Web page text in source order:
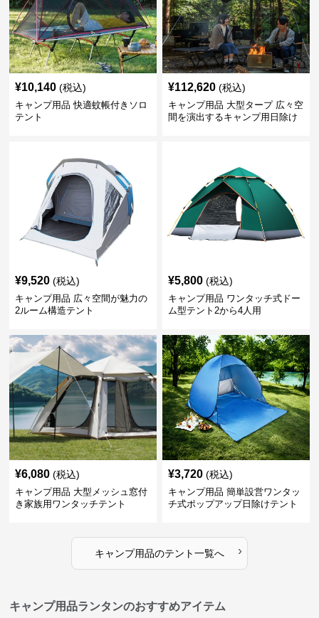
¥10,140 (税込)
キャンプ用品 快適蚊帳付きソロ
テント
¥112,620 (税込)
キャンプ用品 大型タープ 広々空
間を演出するキャンプ用日除け
¥9,520 (税込)
キャンプ用品 広々空間が魅力の
2ルーム構造テント
¥5,800 (税込)
キャンプ用品 ワンタッチ式ドー
ム型テント2から4人用
¥6,080 (税込)
キャンプ用品 大型メッシュ窓付
き家族用ワンタッチテント
¥3,720 (税込)
キャンプ用品 簡単設営ワンタッ
チ式ポップアップ日除けテント
キャンプ用品のテント一覧へ ›
キャンプ用品ランタンのおすすめアイテム